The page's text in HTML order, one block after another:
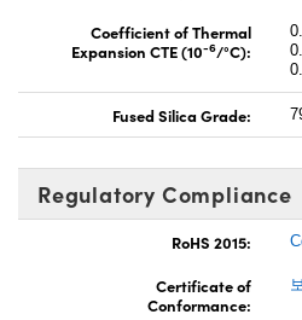
Coefficient of Thermal
Expansion CTE (10-6/°C):
Fused Silica Grade:
Regulatory Compliance
RoHS 2015:
Certificate of
Conformance: